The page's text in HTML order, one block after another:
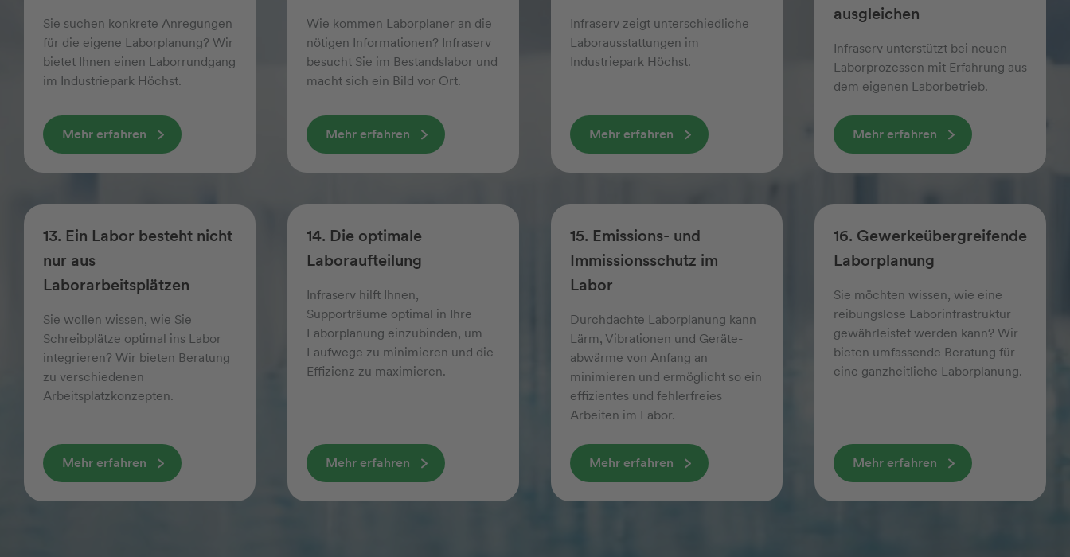
Sie suchen konkrete Anregungen
für die eigene Laborplanung? Wir
bietet Ihnen einen Laborrundgang
im Industriepark Höchst.
Mehr erfahren
Wie kommen Laborplaner an die
nötigen Informationen? Infraserv
besucht Sie im Bestandslabor und
macht sich ein Bild vor Ort.
Mehr erfahren
Infraserv zeigt unter­schiedliche
Labor­ausstattungen im
Industriepark Höchst.
Mehr erfahren
ausgleichen
Infraserv unterstützt bei neuen
Labor­prozessen mit Erfahrung aus
dem eigenen Laborbetrieb.
Mehr erfahren
13. Ein Labor besteht nicht
nur aus
Laborarbeitsplätzen
Sie wollen wissen, wie Sie
Schreibplätze optimal ins Labor
integrieren? Wir bieten Beratung
zu verschiedenen
Arbeitsplatzkonzepten.
Mehr erfahren
14. Die optimale
Laboraufteilung
Infraserv hilft Ihnen,
Supporträume optimal in Ihre
Laborplanung einzubinden, um
Laufwege zu minimieren und die
Effizienz zu maximieren.
Mehr erfahren
15. Emissions- und
Immissions­schutz im
Labor
Durchdachte Laborplanung kann
Lärm, Vibrationen und Geräte­
abwärme von Anfang an
minimieren und ermöglicht so ein
effizientes und fehler­freies
Arbeiten im Labor.
Mehr erfahren
16. Gewerkeübergreifende
Laborplanung
Sie möchten wissen, wie eine
reibungslose Laborinfrastruktur
gewährleistet werden kann? Wir
bieten umfassende Beratung für
eine ganzheitliche Laborplanung.
Mehr erfahren